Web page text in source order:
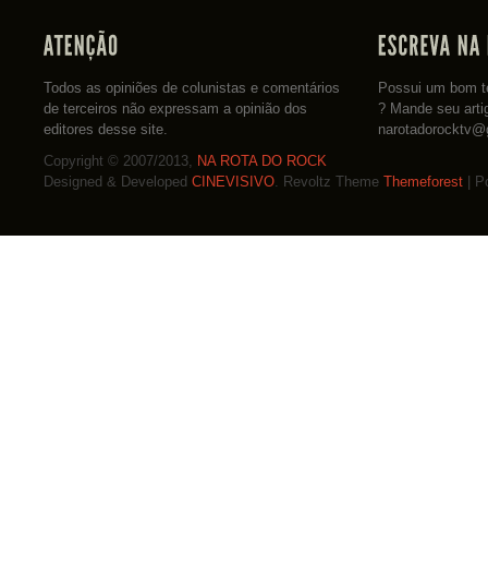
Todos as opiniões de colunistas e comentários
de terceiros não expressam a opinião dos
editores desse site.
Possui um bom
? Mande seu
Copyright © 2007/2013, NA ROTA DO ROCK
Designed & Developed CINEVISIVO. Revoltz Theme Themeforest |